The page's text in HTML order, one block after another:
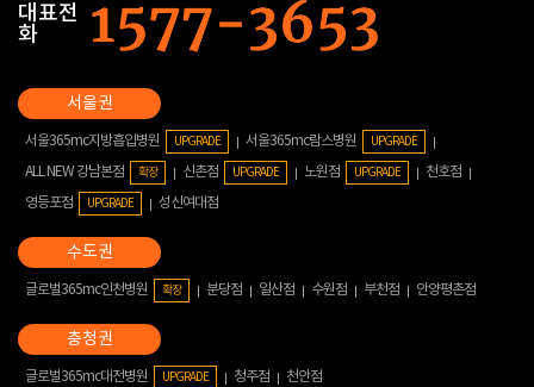
대표전
화
서울365mc지방흡입병원 UPGRADE 서울365mc람스병원 UPGRADE
ALL NEW 강남본점 확장 신촌점 UPGRADE 노원점 UPGRADE
천호점
영등포점
UPGRADE 성신여대점
글로벌365mc인천병원 확장 분당점 일산점 수원점 부천점 안양평촌점
글로벌365mc대전병원 UPGRADE 청주점 천안점